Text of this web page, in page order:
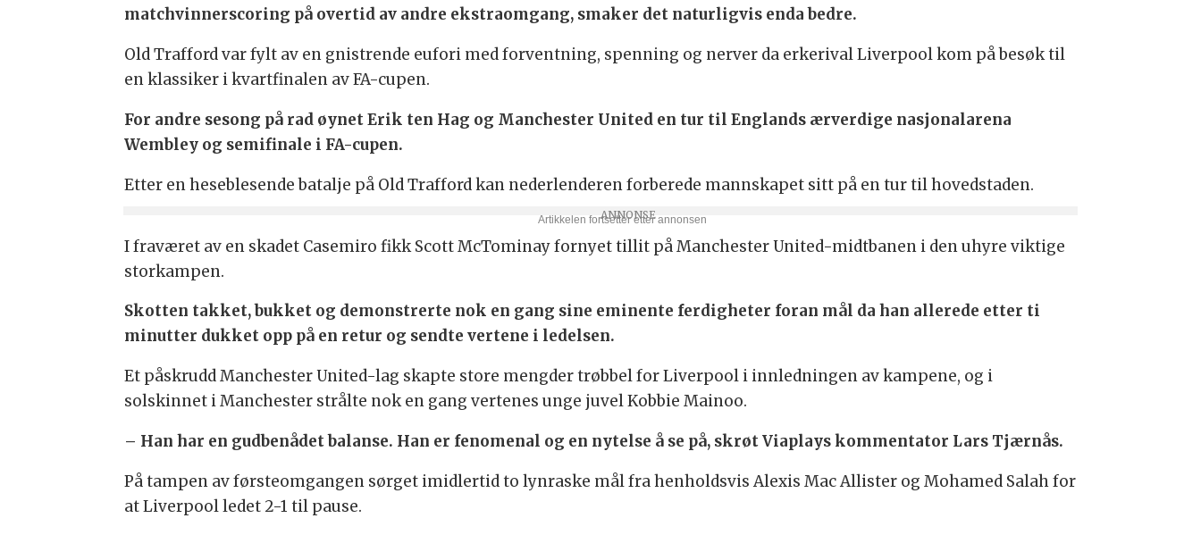
matchvinnerscoring på overtid av andre ekstraomgang, smaker det naturligvis enda bedre.
Old Trafford var fylt av en gnistrende eufori med forventning, spenning og nerver da erkerival Liverpool kom på besøk til
en klassiker i kvartfinalen av FA-cupen.
For andre sesong på rad øynet Erik ten Hag og Manchester United en tur til Englands ærverdige nasjonalarena
Wembley og semifinale i FA-cupen.
Etter en heseblesende batalje på Old Trafford kan nederlenderen forberede mannskapet sitt på en tur til hovedstaden.
I fraværet av en skadet Casemiro fikk Scott McTominay fornyet tillit på Manchester United-midtbanen i den uhyre viktige
storkampen.
Skotten takket, bukket og demonstrerte nok en gang sine eminente ferdigheter foran mål da han allerede etter ti
minutter dukket opp på en retur og sendte vertene i ledelsen.
Et påskrudd Manchester United-lag skapte store mengder trøbbel for Liverpool i innledningen av kampene, og i
solskinnet i Manchester strålte nok en gang vertenes unge juvel Kobbie Mainoo.
– Han har en gudbenådet balanse. Han er fenomenal og en nytelse å se på, skrøt Viaplays kommentator Lars Tjærnås.
På tampen av førsteomgangen sørget imidlertid to lynraske mål fra henholdsvis Alexis Mac Allister og Mohamed Salah for
at Liverpool ledet 2-1 til pause.